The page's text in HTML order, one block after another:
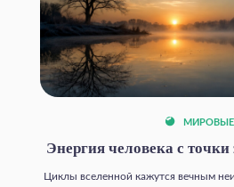
МИРОВЫЕ
Энергия человека с точки
Циклы вселенной кажутся вечным